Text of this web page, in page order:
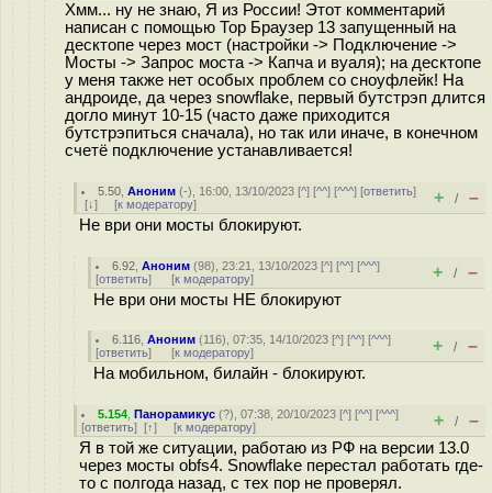
Хмм... ну не знаю, Я из России! Этот комментарий
написан с помощью Тор Браузер 13 запущенный на
десктопе через мост (настройки -> Подключение ->
Мосты -> Запрос моста -> Капча и вуаля); на десктопе
у меня также нет особых проблем со сноуфлейк! На
андроиде, да через snowflake, первый бутстрэп длится
догло минут 10-15 (часто даже приходится
бутстрэпиться сначала), но так или иначе, в конечном
счетё подключение устанавливается!
5.50 ,Аноним (-), 16:00, 13/10/2023 [^] [^^] [^^^] [ответить]
[↓] [к модератору] + / –
Не ври они мосты блокируют.
6.92 ,Аноним (98), 23:21, 13/10/2023 [^] [^^] [^^^]
[ответить] [к модератору] + / –
Не ври они мосты НЕ блокируют
6.116 ,Аноним (116), 07:35, 14/10/2023 [^] [^^] [^^^]
[ответить] [к модератору] + / –
На мобильном, билайн - блокируют.
5.154 ,Панорамикус (?), 07:38, 20/10/2023 [^] [^^] [^^^]
[ответить] [↑] [к модератору] + / –
Я в той же ситуации, работаю из РФ на версии 13.0
через мосты obfs4. Snowflake перестал работать где-
то с полгода назад, с тех пор не проверял.